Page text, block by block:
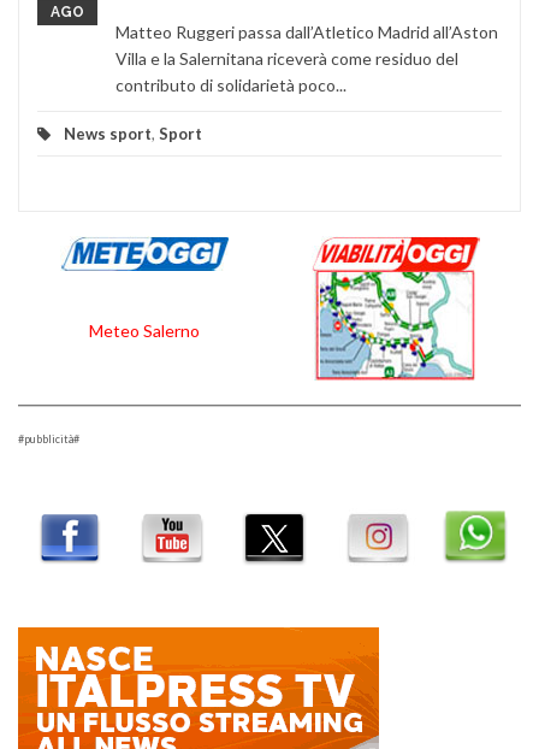
AGO
Matteo Ruggeri passa dall’Atletico Madrid all’Aston
Villa e la Salernitana riceverà come residuo del
contributo di solidarietà poco...
News sport, Sport
Meteo Salerno
#pubblicità#